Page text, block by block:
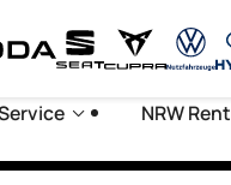
NRW Rent